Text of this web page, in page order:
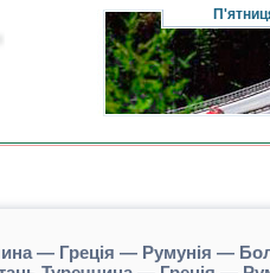
— Греція — Румунія —